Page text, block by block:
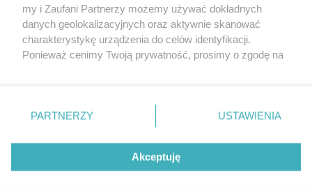
Nasze serwisy
Aktualności
Tcz24
Historia miasta
Muzyka i kultura
Archiwum wydarzeń
Zdjęcia miasta
my i Zaufani Partnerzy możemy używać dokładnych
danych geolokalizacyjnych oraz aktywnie skanować
charakterystykę urządzenia do celów identyfikacji.
Ponieważ cenimy Twoją prywatność, prosimy o zgodę na
znajdujący się w lewym dolnym rogu strony
. Niektóre
przetwarzaniu. Preferencje będą miały zastosowania tylko
PARTNERZY USTAWIENIA
Akceptuję